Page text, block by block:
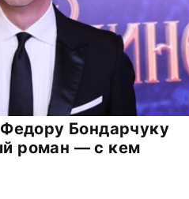
Бондарчуку
роман — с кем